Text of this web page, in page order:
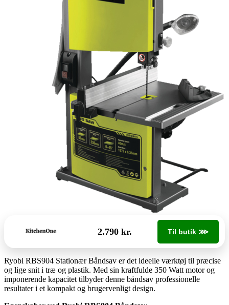
2.790 kr. Til butik ⋙
Ryobi RBS904 Stationær Båndsav er det ideelle værktøj til præcise
og lige snit i træ og plastik. Med sin kraftfulde 350 Watt motor og
imponerende kapacitet tilbyder denne båndsav professionelle
resultater i et kompakt og brugervenligt design.